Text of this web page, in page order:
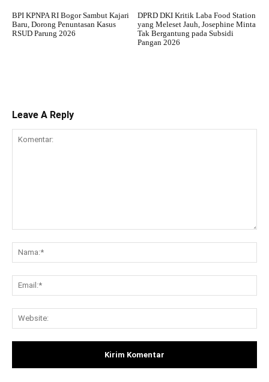
BPI KPNPA RI Bogor Sambut Kajari
Baru, Dorong Penuntasan Kasus
RSUD Parung 2026
DPRD DKI Kritik Laba Food Station
yang Meleset Jauh, Josephine Minta
Tak Bergantung pada Subsidi
Pangan 2026
Leave A Reply